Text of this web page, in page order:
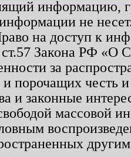
информацию,
не
на доступ к
Закона РФ «О
за
и порочащих честь
и законные
массовой